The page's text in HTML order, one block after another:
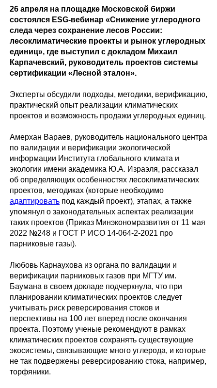
26 апреля на площадке Московской биржи
состоялся ESG-вебинар «Снижение углеродного
следа через сохранение лесов России:
лесоклиматические проекты и рынок углеродных
единиц», где выступил с докладом Михаил
Карпачевский, руководитель проектов системы
сертификации «Лесной эталон».
Эксперты обсудили подходы, методики, верификацию,
практический опыт реализации климатических
проектов и возможность продажи углеродных единиц.
Амерхан Вараев, руководитель национального центра
по валидации и верификации экологической
информации Института глобального климата и
экологии имени академика Ю.А. Израэля, рассказал
об определяющих особенностях лесоклиматических
проектов, методиках (которые необходимо
адаптировать под каждый проект), этапах, а также
упомянул о законодательных аспектах реализации
таких проектов (Приказ Минэкономразвития от 11 мая
2022 №248 и ГОСТ Р ИСО 14-064-2-2021 про
парниковые газы).
Любовь Карнаухова из органа по валидации и
верификации парниковых газов при МГТУ им.
Баумана в своем докладе подчеркнула, что при
планировании климатических проектов следует
учитывать риск реверсирования стоков и
перспективы на 100 лет вперед после окончания
проекта. Поэтому ученые рекомендуют в рамках
климатических проектов сохранять существующие
экосистемы, связывающие много углерода, и которые
не так подвержены реверсированию стока, например,
торфяники.